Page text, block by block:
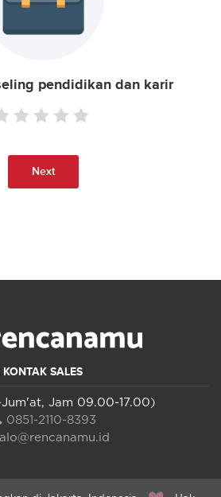
pendidikan dan karir
Next
KONTAK SALES
Jam 09.00-17.00)
0851-2110-8393